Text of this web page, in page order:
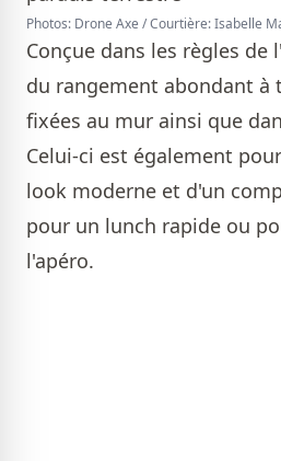
Photos: Drone Axe / Courtière: Isabelle
Conçue dans les règles
du rangement abondant à
fixées au mur ainsi que
Celui-ci est également
look moderne et d'un
pour un lunch rapide ou
l'apéro.